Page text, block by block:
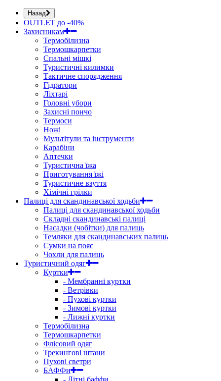
Назад
OUTLET до -40%
Захисникам
Термобілизна
Термошкарпетки
Спальні мішкі
Туристичні килимки
Тактичне спорядження
Гідратори
Ліхтарі
Головні убори
Захисні пончо
Термоси
Ножі
Мультітули та інструменти
Карабіни
Аптечки
Туристична їжа
Приготування їжі
Туристичне взуття
Хімічні грілки
Палиці для скандинавської ходьби
Палиці для скандинавської ходьби
Складні скандинавські палиці
Насадки (чобітки) для палиць
Темляки для скандинавських палиць
Сумки на пояс
Чохли для палиць
Туристичний одяг
Куртки
- Мембранні куртки
- Ветрівки
- Пухові куртки
- Зимові куртки
- Лижні куртки
Термобілизна
Термошкарпетки
Флісовий одяг
Трекингові штани
Пухові светри
БАФФи
- Літні баффи